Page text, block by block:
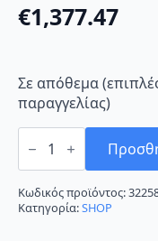
€1,377.47
Σε απόθεμα
παραγγελίας)
Haier
AS12DCAHRA
1U12JECFRA
Κλιματιστικό
Inverter
12000
Κωδικός προϊόντος:
Κατηγορία:SHOP